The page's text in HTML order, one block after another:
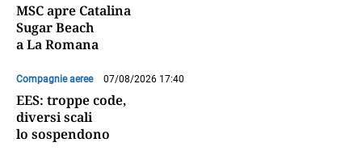
MSC apre Catalina
Sugar Beach
a La Romana
Compagnie aeree 07/08/2026 17:40
EES: troppe code,
diversi scali
lo sospendono